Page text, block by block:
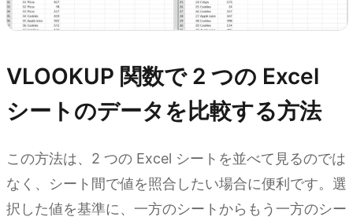
VLOOKUP 関数で 2 つの Excel
シートのデータを比較する方法
この方法は、2 つの Excel シートを並べて見るのでは
なく、シート間で値を照合したい場合に便利です。選
択した値を基準に、一方のシートからもう一方のシー